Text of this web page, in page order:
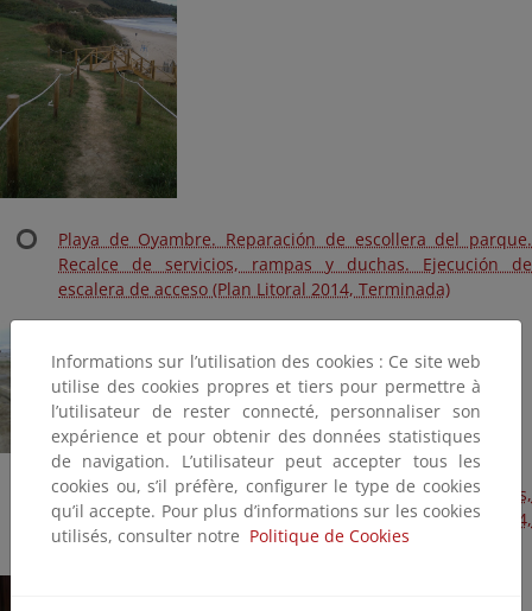
Playa de Oyambre. Reparación de escollera del parque.
Recalce de servicios, rampas y duchas. Ejecución de
escalera de acceso (Plan Litoral 2014, Terminada)
Playa de Merón y Bederna. Recolocación de baños,
acometidas y recolocación de duchas (Plan Litoral 2014,
Terminada)
Informations sur l’utilisation des cookies : Ce site web
utilise des cookies propres et tiers pour permettre à
l’utilisateur de rester connecté, personnaliser son
expérience et pour obtenir des données statistiques
de navigation. L’utilisateur peut accepter tous les
cookies ou, s’il préfère, configurer le type de cookies
qu’il accepte. Pour plus d’informations sur les cookies
utilisés, consulter notre Politique de Cookies